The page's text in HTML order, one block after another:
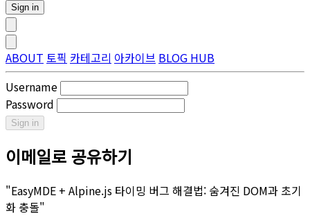
Sign in
ABOUT 토픽 카테고리 아카이브 BLOG HUB
Username
Password
Sign in
이메일로 공유하기
"EasyMDE + Alpine.js 타이밍 버그 해결법: 숨겨진 DOM과 초기
화 충돌"